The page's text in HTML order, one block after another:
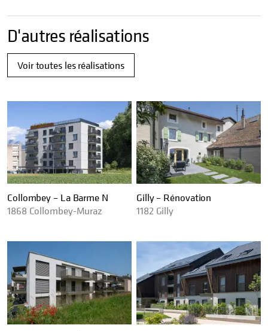
D'autres réalisations
Voir toutes les réalisations
Collombey – La Barme N
1868 Collombey-Muraz
Gilly – Rénovation
1182 Gilly